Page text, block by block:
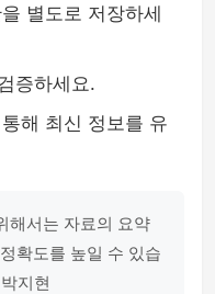
별도로 저장하세
증하세요.
해 최신 정보를 유
해서는 자료의 요약
확도를 높일 수 있습
지현